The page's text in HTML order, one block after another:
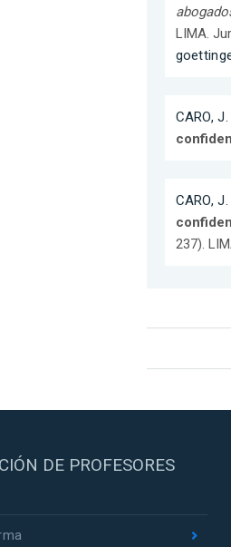
LIMA.
CARO,
CARO,
237).
DE PROFESORES